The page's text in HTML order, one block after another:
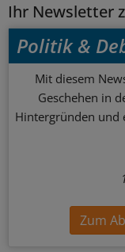
Ihr Newsletter
Politik &
Mit diesem
Geschehen in
Hintergründen und
Zum